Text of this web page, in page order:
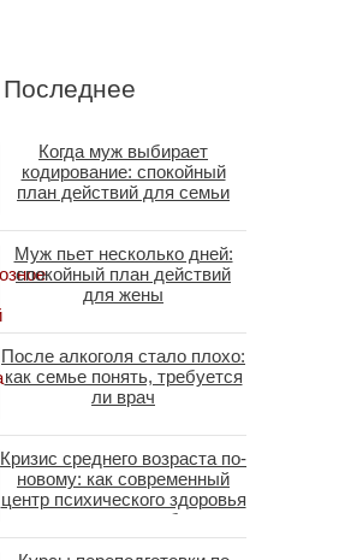
Последнее
Когда муж выбирает
кодирование: спокойный
план действий для семьи
Муж пьет несколько дней:
спокойный план действий
для жены
После алкоголя стало плохо:
как семье понять, требуется
ли врач
Кризис среднего возраста по-
новому: как современный
центр психического здоровья
помогает пересобрать
личность без таблеток